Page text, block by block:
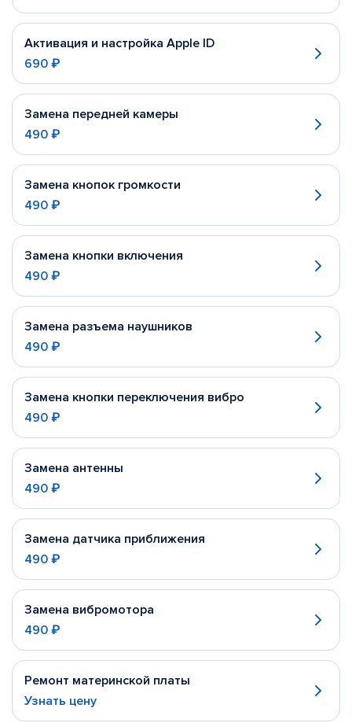
Активация и настройка Apple ID
690 ₽
Замена передней камеры
490 ₽
Замена кнопок громкости
490 ₽
Замена кнопки включения
490 ₽
Замена разъема наушников
490 ₽
Замена кнопки переключения вибро
490 ₽
Замена антенны
490 ₽
Замена датчика приближения
490 ₽
Замена вибромотора
490 ₽
Ремонт материнской платы
Узнать цену